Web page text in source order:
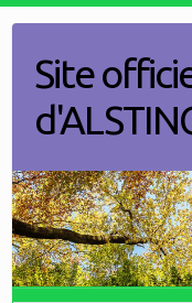
contentSite